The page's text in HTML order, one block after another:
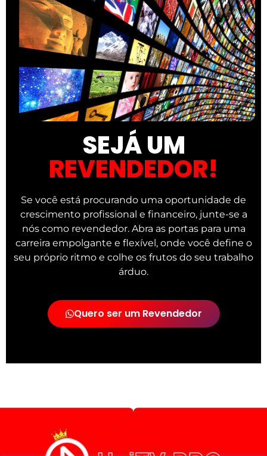
SEJÁ UM
REVENDEDOR!
Se você está procurando uma oportunidade de
crescimento profissional e financeiro, junte-se a
nós como revendedor. Abra as portas para uma
carreira empolgante e flexível, onde você define o
seu próprio ritmo e colhe os frutos do seu trabalho
árduo.
Quero ser um Revendedor